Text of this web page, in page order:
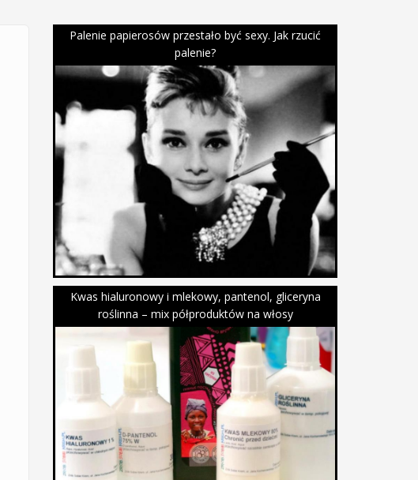
Palenie papierosów przestało być sexy. Jak rzucić
palenie?
Kwas hialuronowy i mlekowy, pantenol, gliceryna
roślinna – mix półproduktów na włosy